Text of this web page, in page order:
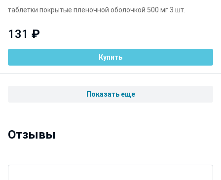
таблетки покрытые пленочной оболочкой 500 мг 3 шт.
131 ₽
Купить
Показать еще
Отзывы